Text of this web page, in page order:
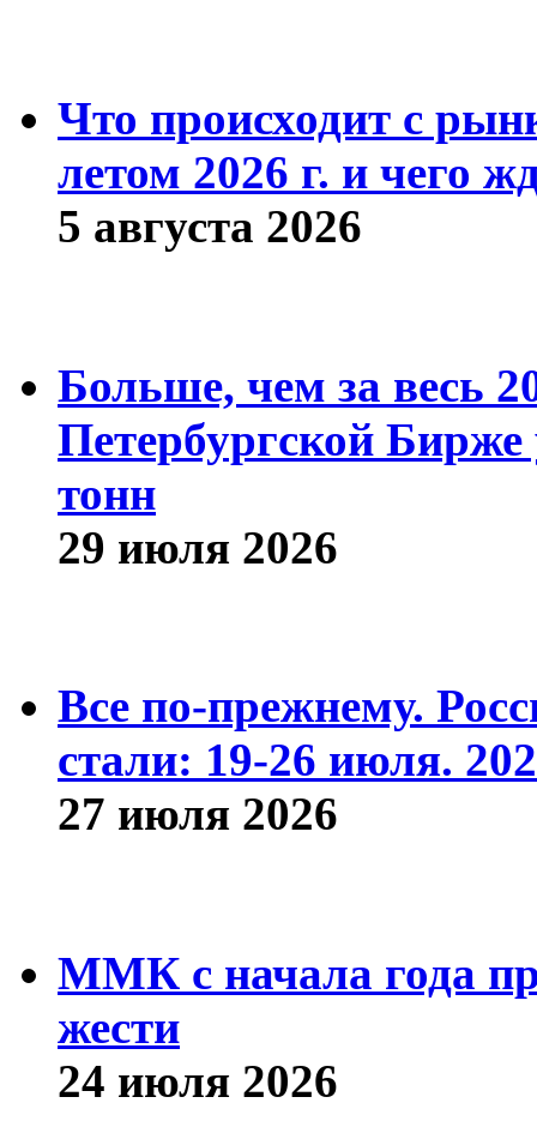
Что происходит с
летом 2026 г. и чего
5 августа 2026
Больше, чем за весь
Петербургской
тонн
29 июля 2026
Все по-прежнему.
стали: 19-26 июля.
27 июля 2026
ММК с начала года
жести
24 июля 2026